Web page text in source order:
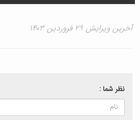
آخرین ویرایش ۲۹ فروردین ۱۴۰۳
نظر شما :